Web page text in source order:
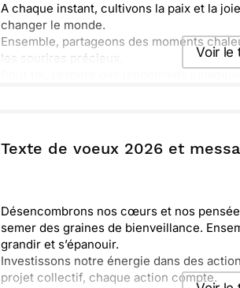
A chaque instant, cultivons la paix et la
changer le monde.
Ensemble, partageons des moments
les sourires précieux.
Voir le
ou : Copier
Texte de voeux 2026 et
Désencombrons nos cœurs et nos
semer des graines de bienveillance.
grandir et s’épanouir.
Investissons notre énergie dans des
projet collectif, chaque action compte.